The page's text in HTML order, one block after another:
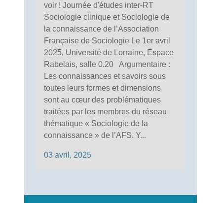
voir ! Journée d'études inter-RT
Sociologie clinique et Sociologie de
la connaissance de l’Association
Française de Sociologie Le 1er avril
2025, Université de Lorraine, Espace
Rabelais, salle 0.20 Argumentaire :
Les connaissances et savoirs sous
toutes leurs formes et dimensions
sont au cœur des problématiques
traitées par les membres du réseau
thématique « Sociologie de la
connaissance » de l’AFS. Y...
03 avril, 2025